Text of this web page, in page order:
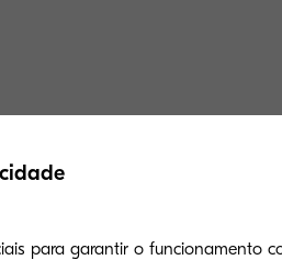
para garantir o funcionamento